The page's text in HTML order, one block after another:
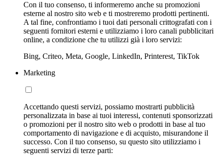
Con il tuo consenso, ti informeremo anche su promozioni
esterne al nostro sito web e ti mostreremo prodotti pertinenti.
A tal fine, confrontiamo i tuoi dati personali crittografati con i
seguenti fornitori esterni e utilizziamo i loro canali pubblicitari
online, a condizione che tu utilizzi già i loro servizi:
Bing, Criteo, Meta, Google, LinkedIn, Printerest, TikTok
Marketing
Accettando questi servizi, possiamo mostrarti pubblicità
personalizzata in base ai tuoi interessi, contenuti sponsorizzati
o promozioni per il nostro sito web o prodotti in base al tuo
comportamento di navigazione e di acquisto, misurandone il
successo. Con il tuo consenso, su questo sito utilizziamo i
seguenti servizi di terze parti: